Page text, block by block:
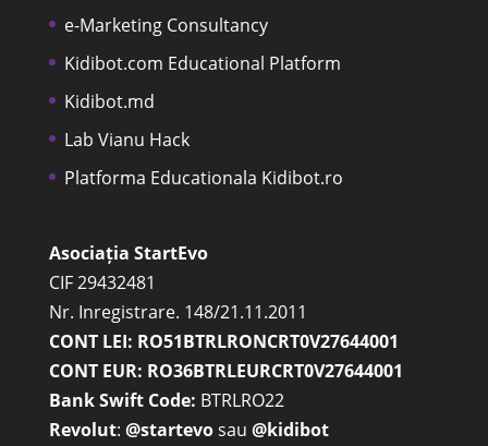
e-Marketing Consultancy
Kidibot.com Educational Platform
Kidibot.md
Lab Vianu Hack
Platforma Educationala Kidibot.ro
Asociația StartEvo
CIF 29432481
Nr. Inregistrare. 148/21.11.2011
CONT LEI: RO51BTRLRONCRT0V27644001
CONT EUR: RO36BTRLEURCRT0V27644001
Bank Swift Code: BTRLRO22
Revolut: @startevosau @kidibot